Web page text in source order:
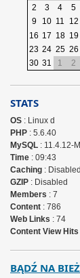
2
3 4 5
9
10 11 12
16 17 18 19
23 24 25 26
30 31 1 2
STATS
OS: Linux d
PHP: 5.6.40
MySQL: 11.4.12-
Time: 09:43
Caching: Disabled
GZIP: Disabled
Members : 7
Content: 786
Web Links : 74
Content View Hits
BĄDŹ NA